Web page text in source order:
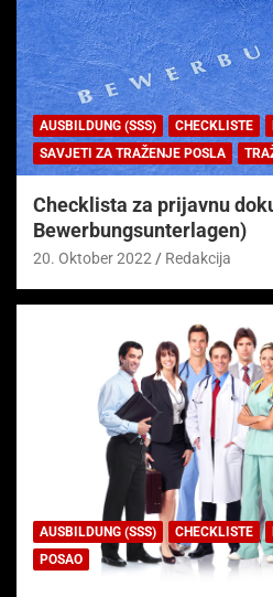
AUSBILDUNG (SSS) CHECKLISTE
SAVJETI ZA TRAŽENJE POSLA
Checklista za prijavnu
Bewerbungsunterlagen)
20. Oktober 2022 Redakcija
AUSBILDUNG (SSS) CHECKLISTE
POSAO